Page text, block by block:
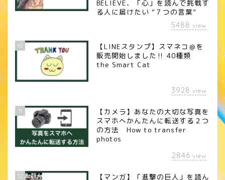
BELIEVE、「心」を読んで挑戦す
る人に届けたい “７つの言葉”
5488 view
10
【LINEスタンプ】スマネコ＠を
販売開始しました‼︎ 40種類
the Smart Cat
3928 view
11
【カメラ】あなたの大切な写真を
スマホへかんたんに転送する２つ
の方法 How to transfer
photos
2846 view
12
【マンガ】「進撃の巨人」を読ん